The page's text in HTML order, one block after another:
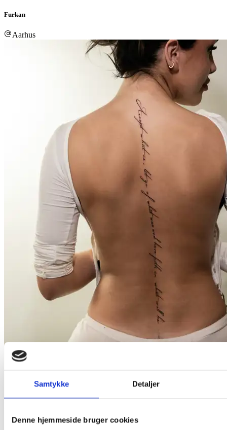
Samtykke Detaljer
Denne hjemmeside bruger cookies
Furkan
Aarhus